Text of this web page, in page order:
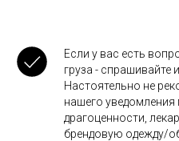
Если у вас есть
груза - спрашивайте
Настоятельно не
нашего уведомления
драгоценности,
брендовую одежду/